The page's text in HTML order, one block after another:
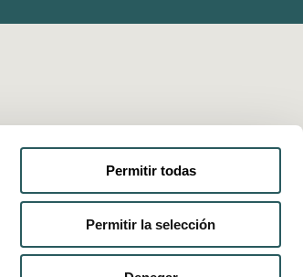
Permitir todas
Permitir la selección